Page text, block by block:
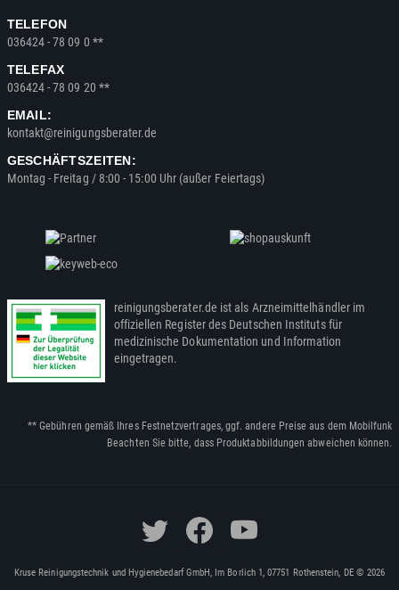
TELEFON
036424 - 78 09 0 **
TELEFAX
036424 - 78 09 20 **
EMAIL:
kontakt@reinigungsberater.de
GESCHÄFTSZEITEN:
Montag - Freitag / 8:00 - 15:00 Uhr (außer Feiertags)
reinigungsberater.de ist als Arzneimittelhändler im
offiziellen Register des Deutschen Instituts für
medizinische Dokumentation und Information
eingetragen.
** Gebühren gemäß Ihres Festnetzvertrages, ggf. andere Preise aus dem Mobilfunk
Beachten Sie bitte, dass Produktabbildungen abweichen können.
Kruse Reinigungstechnik und Hygienebedarf GmbH, Im Borlich 1, 07751 Rothenstein, DE © 2026